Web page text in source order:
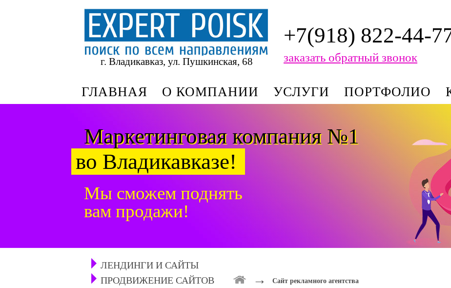
г. Владикавказ, ул. Пушкинская, 68
+7(918) 822-44-
заказать обратный звонок
ГЛАВНАЯ О КОМПАНИИ УСЛУГИ ПОРТФОЛИО
Маркетинговая компания №1
во Владикавказе!
Мы сможем поднять
вам продажи!
→ Сайт рекламного агентства
ЛЕНДИНГИ И САЙТЫ
ПРОДВИЖЕНИЕ САЙТОВ